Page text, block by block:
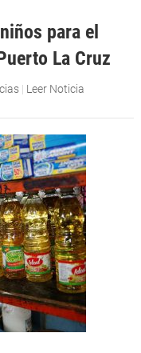
para el
La Cruz
| Leer Noticia